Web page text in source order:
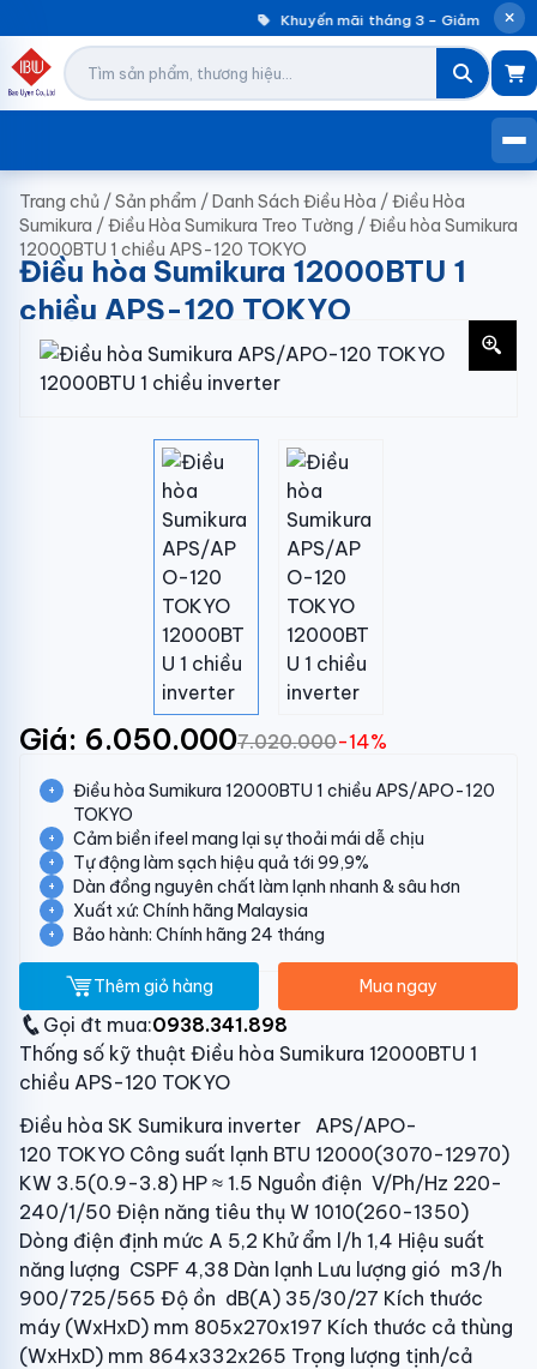
Khuyến mãi tháng 3 – Giảm đến
Trang chủ /Sản phẩm /Danh Sách Điều Hòa /Điều Hòa
Sumikura /Điều Hòa Sumikura Treo Tường /Điều hòa Sumikura
12000BTU 1 chiều APS-120 TOKYO
Điều hòa Sumikura 12000BTU 1
chiều APS-120 TOKYO
Giá: 6.050.0007.020.000-14%
Điều hòa Sumikura 12000BTU 1 chiều APS/APO-120
TOKYO
Cảm biền ifeel mang lại sự thoải mái dễ chịu
Tự động làm sạch hiệu quả tới 99,9%
Dàn đồng nguyên chất làm lạnh nhanh & sâu hơn
Xuất xứ: Chính hãng Malaysia
Bảo hành: Chính hãng 24 tháng
Thêm giỏ hàng Mua ngay
Gọi đt mua:0938.341.898
Thống số kỹ thuật Điều hòa Sumikura 12000BTU 1
chiều APS-120 TOKYO
Điều hòa SK Sumikura inverter APS/APO-
120 TOKYO Công suất lạnh BTU 12000(3070-12970)
KW 3.5(0.9-3.8) HP ≈ 1.5 Nguồn điện V/Ph/Hz 220-
240/1/50 Điện năng tiêu thụ W 1010(260-1350)
Dòng điện định mức A 5,2 Khử ẩm l/h 1,4 Hiệu suất
năng lượng CSPF 4,38 Dàn lạnh Lưu lượng gió m3/h
900/725/565 Độ ồn dB(A) 35/30/27 Kích thước
máy (WxHxD) mm 805x270x197 Kích thước cả thùng
(WxHxD) mm 864x332x265 Trọng lượng tịnh/cả